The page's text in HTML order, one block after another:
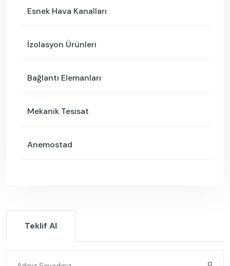
Esnek Hava Kanalları
İzolasyon Ürünleri
Bağlantı Elemanları
Mekanik Tesisat
Anemostad
Teklif Al